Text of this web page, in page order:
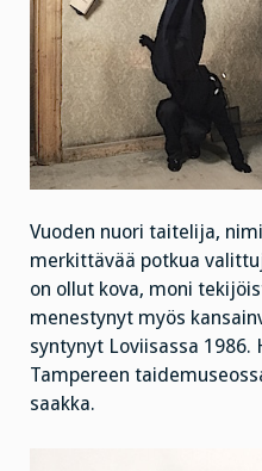
Vuoden nuori taitelija,
merkittävää potkua
on ollut kova, moni
menestynyt myös
syntynyt Loviisassa 1986.
Tampereen
saakka.